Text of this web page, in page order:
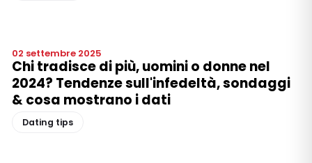
02 settembre 2025
Chi tradisce di più, uomini o donne nel
2024? Tendenze sull'infedeltà, sondaggi
& cosa mostrano i dati
Dating tips